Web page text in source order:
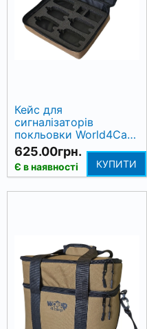
Кейс для
сигналізаторів
покльовки World4Carp
Bite Alarm Case 4+1,
койот (coyote)
625.00грн.
Є в наявності КУПИТИ